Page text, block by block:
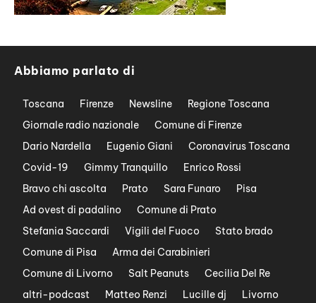
Abbiamo parlato di
Toscana Firenze Newsline
Regione Toscana
Giornale radio nazionale
Comune di Firenze
Dario Nardella
Eugenio Giani
Coronavirus Toscana
Covid-19
Gimmy Tranquillo
Enrico Rossi
Bravo chi ascolta
Prato Sara Funaro
Pisa
Ad ovest di padalino
Comune di Prato
Stefania Saccardi
Vigili del Fuoco
Stato brado
Comune di Pisa
Arma dei Carabinieri
Comune di Livorno
Salt Peanuts
Cecilia Del Re
altri-podcast
Matteo Renzi Lucille dj
Livorno